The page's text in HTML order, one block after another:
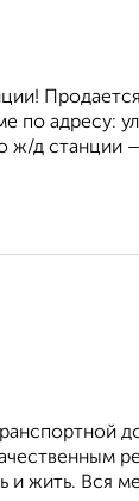
по адресу:
ж/д станции
жить. Вся